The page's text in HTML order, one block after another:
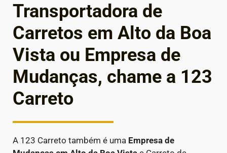
Transportadora de
Carretos em Alto da Boa
Vista ou Empresa de
Mudanças, chame a 123
Carreto
A 123 Carreto também é uma Empresa de